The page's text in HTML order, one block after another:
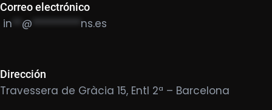
Correo electrónico
in @ ********** ns.es
Dirección
Travessera de Gràcia 15, Entl 2ª – Barcelona